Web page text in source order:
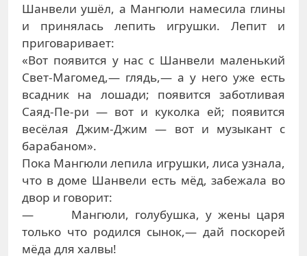
Шанвели ушёл, а Мангюли намесила глины
и принялась лепить игрушки. Лепит и
приговаривает:
«Вот появится у нас с Шанвели маленький
Свет-Магомед,— глядь,— а у него уже есть
всадник на лошади; появится заботливая
Саяд-Пе-ри — вот и куколка ей; появится
весёлая Джим-Джим — вот и музыкант с
барабаном».
Пока Мангюли лепила игрушки, лиса узнала,
что в доме Шанвели есть мёд, забежала во
двор и говорит:
— Мангюли, голубушка, у жены царя
только что родился сынок,— дай поскорей
мёда для халвы!